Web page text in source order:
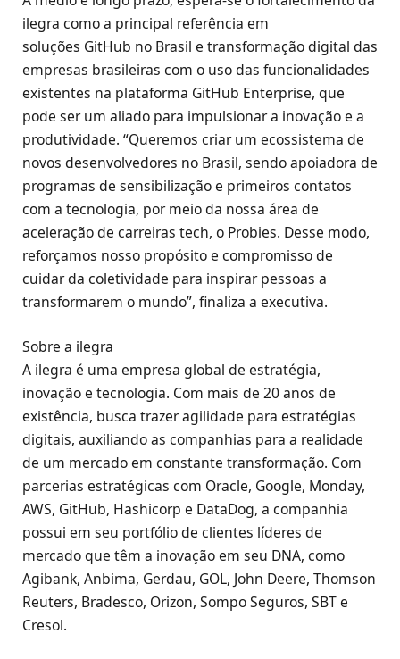
ilegra como a principal referência em
soluções GitHub no Brasil e transformação digital das
empresas brasileiras com o uso das funcionalidades
existentes na plataforma GitHub Enterprise, que
pode ser um aliado para impulsionar a inovação e a
produtividade. “Queremos criar um ecossistema de
novos desenvolvedores no Brasil, sendo apoiadora de
programas de sensibilização e primeiros contatos
com a tecnologia, por meio da nossa área de
aceleração de carreiras tech, o Probies. Desse modo,
reforçamos nosso propósito e compromisso de
cuidar da coletividade para inspirar pessoas a
transformarem o mundo”, finaliza a executiva.
Sobre a ilegra
A ilegra é uma empresa global de estratégia,
inovação e tecnologia. Com mais de 20 anos de
existência, busca trazer agilidade para estratégias
digitais, auxiliando as companhias para a realidade
de um mercado em constante transformação. Com
parcerias estratégicas com Oracle, Google, Monday,
AWS, GitHub, Hashicorp e DataDog, a companhia
possui em seu portfólio de clientes líderes de
mercado que têm a inovação em seu DNA, como
Agibank, Anbima, Gerdau, GOL, John Deere, Thomson
Reuters, Bradesco, Orizon, Sompo Seguros, SBT e
Cresol.